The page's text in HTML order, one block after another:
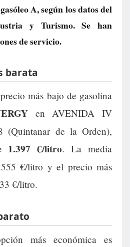
A, según los datos del
y Turismo. Se han
de servicio.
barata
más bajo de gasolina
en AVENIDA IV
(Quintanar de la Orden),
1.397 €/litro. La media
€/litro y el precio más
€/litro.
más económica es